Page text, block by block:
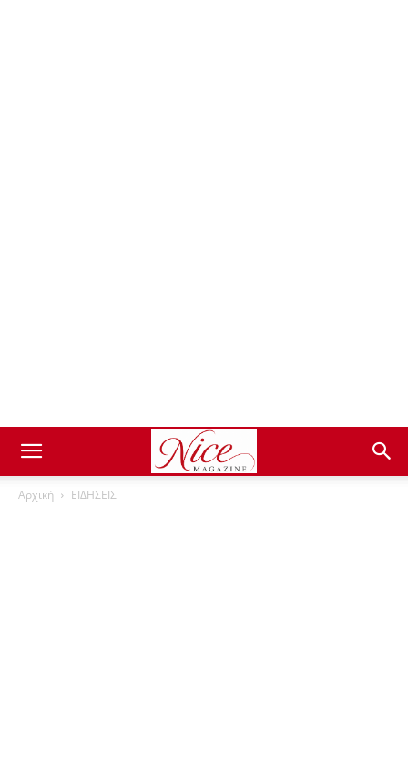
Αρχική ΕΙΔΗΣΕΙΣ